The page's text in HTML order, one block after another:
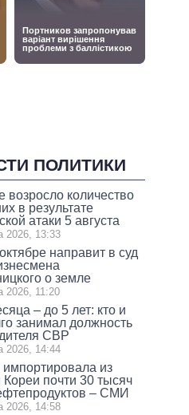
ПОЛИТИКИ
возросло количество
в результате
атаки 5 августа
2026, 13:33
направит в суд
о земле
2026, 11:20
– до 5 лет: кто и
занимал должность
СВР
2026, 14:44
импортировала из
почти 30 тысяч
– СМИ
2026, 14:58